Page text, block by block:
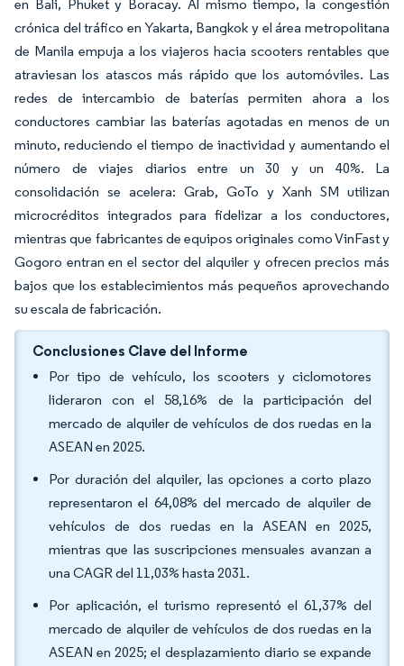
en Bali, Phuket y Boracay. Al mismo tiempo, la congestión
crónica del tráfico en Yakarta, Bangkok y el área metropolitana
de Manila empuja a los viajeros hacia scooters rentables que
atraviesan los atascos más rápido que los automóviles. Las
redes de intercambio de baterías permiten ahora a los
conductores cambiar las baterías agotadas en menos de un
minuto, reduciendo el tiempo de inactividad y aumentando el
número de viajes diarios entre un 30 y un 40%. La
consolidación se acelera: Grab, GoTo y Xanh SM utilizan
microcréditos integrados para fidelizar a los conductores,
mientras que fabricantes de equipos originales como VinFast y
Gogoro entran en el sector del alquiler y ofrecen precios más
bajos que los establecimientos más pequeños aprovechando
su escala de fabricación.
Conclusiones Clave del Informe
Por tipo de vehículo, los scooters y ciclomotores
lideraron con el 58,16% de la participación del
mercado de alquiler de vehículos de dos ruedas en la
ASEAN en 2025.
Por duración del alquiler, las opciones a corto plazo
representaron el 64,08% del mercado de alquiler de
vehículos de dos ruedas en la ASEAN en 2025,
mientras que las suscripciones mensuales avanzan a
una CAGR del 11,03% hasta 2031.
Por aplicación, el turismo representó el 61,37% del
mercado de alquiler de vehículos de dos ruedas en la
ASEAN en 2025; el desplazamiento diario se expande